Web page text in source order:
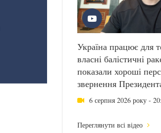
Україна працює для
власні балістичні
показали хороші
звернення
6 серпня 2026 року -
Переглянути всі відео